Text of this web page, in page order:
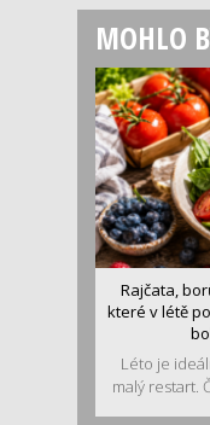
MOHLO
Rajčata,
které v létě
Léto je
malý restart.